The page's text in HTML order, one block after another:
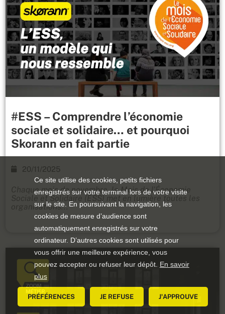
#ESS – Comprendre l’économie
sociale et solidaire… et pourquoi
Skorann en fait partie
20/11/2025
Chaque mois de novembre, le Mois de l’Économie
Sociale et Solidaire (ESS) met en lumière toutes les
organisations...
Ce site utilise des cookies, petits fichiers
enregistrés sur votre terminal lors de votre visite
sur le site. En poursuivant la navigation, les
cookies de mesure d’audience sont
automatiquement enregistrés sur votre
ordinateur. D’autres cookies sont utilisés pour
vous offrir une meilleure expérience, vous
pouvez accepter ou refuser leur dépôt. En savoir
plus
PRÉFÉRENCES JE REFUSE J'APPROUVE